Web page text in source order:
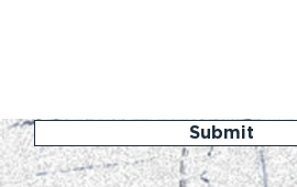
Submit